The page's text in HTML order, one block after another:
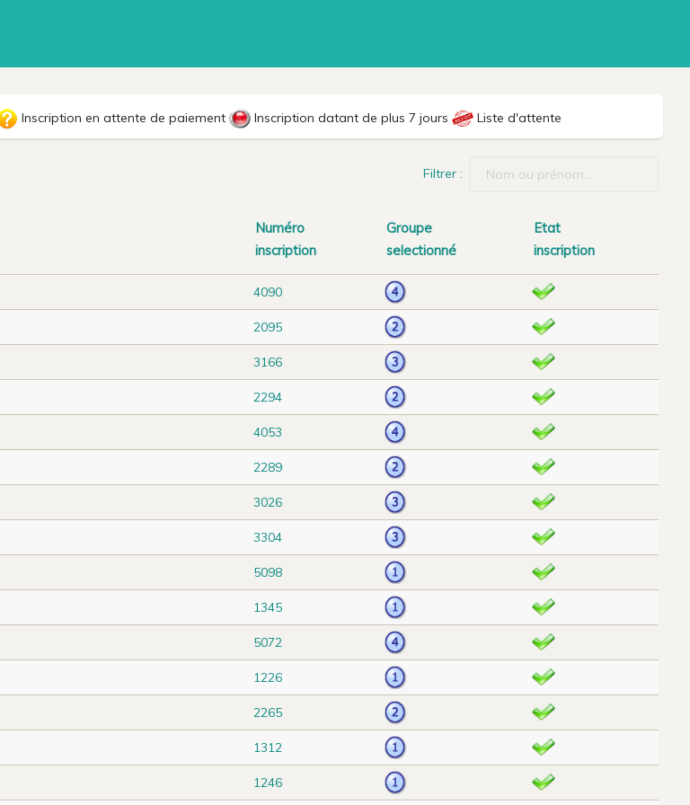
Inscription en attente de paiement Inscription datant de plus 7 jours Liste d'attente
Filtrer :
Numéro
inscription
Groupe
selectionné
Etat
inscription
4090
2095
3166
2294
4053
2289
3026
3304
5098
1345
5072
1226
2265
1312
1246